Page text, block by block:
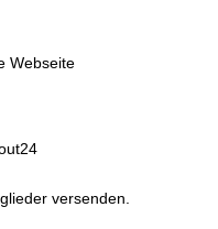
Webseite
versenden.